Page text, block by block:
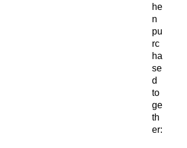
he
n
pu
rc
ha
se
d
to
ge
th
er: